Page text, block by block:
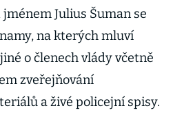
Julius Šuman se
na kterých mluví
o členech vlády včetně
zveřejňování
a živé policejní spisy.